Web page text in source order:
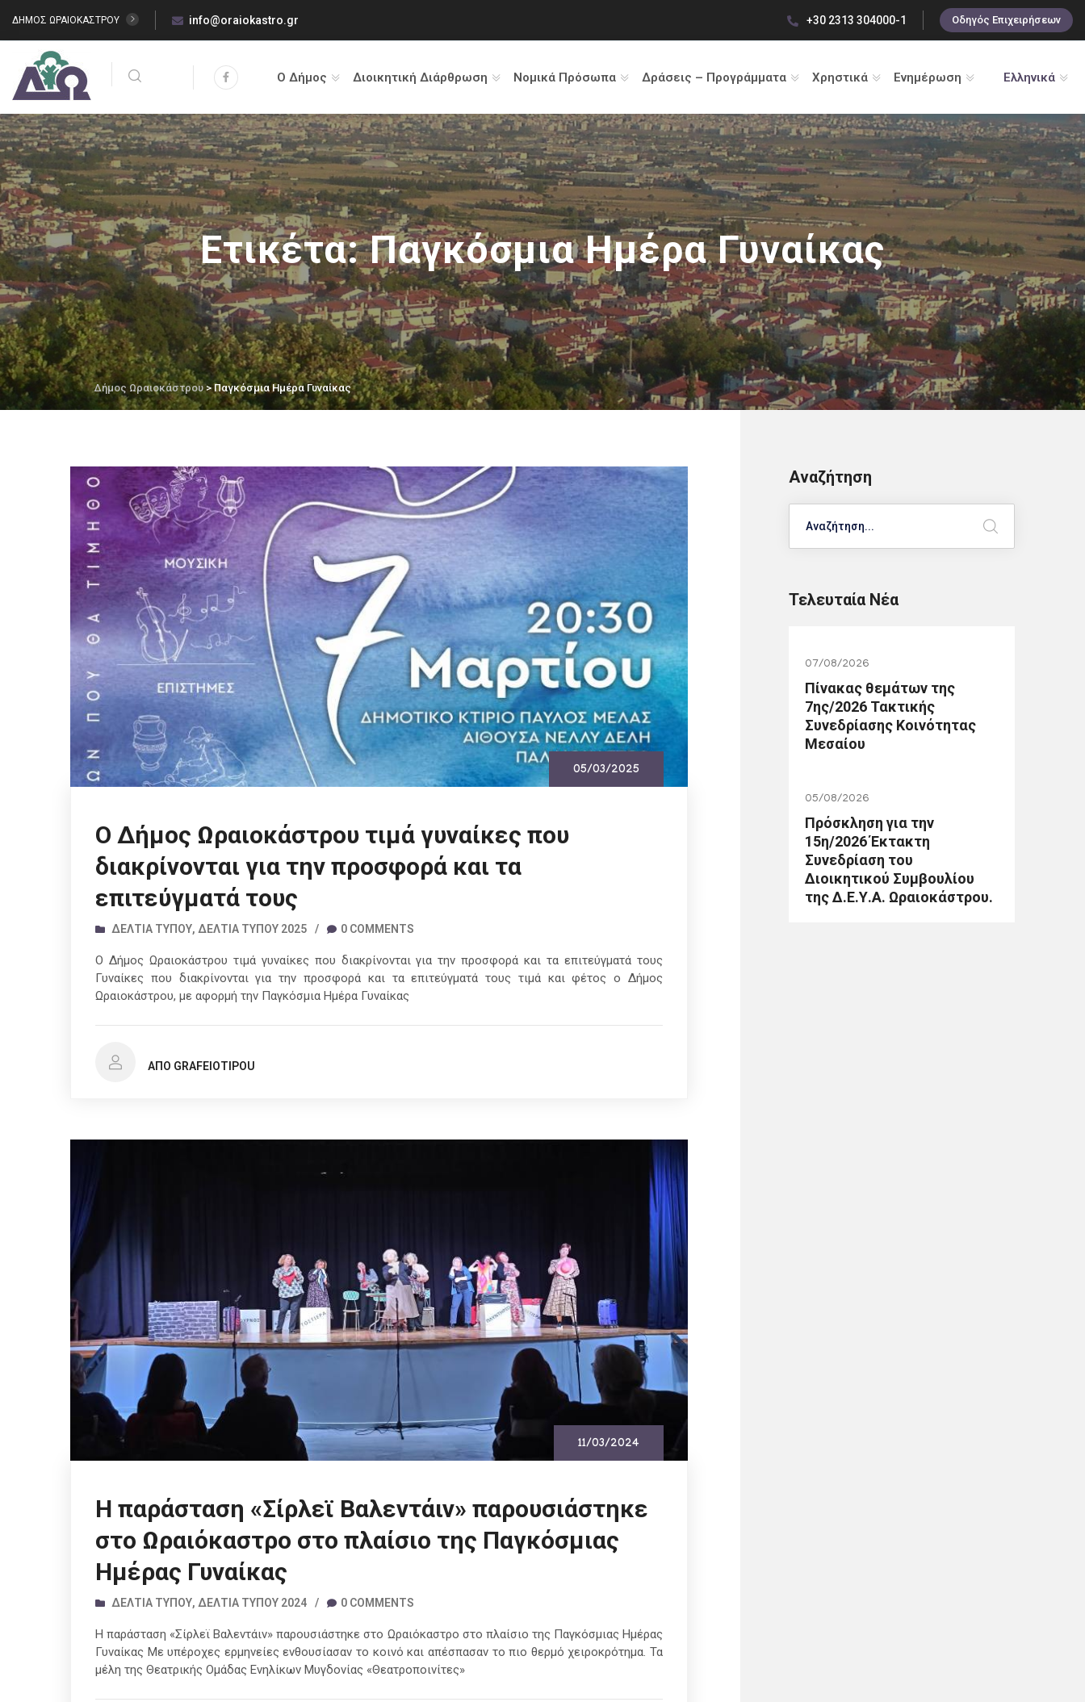
ΔΗΜΟΣ ΩΡΑΙΟΚΑΣΤΡΟΥ info@oraiokastro.gr +30 2313 304000-1 Οδηγός Επιχειρήσεων
Ο Δήμος Διοικητική Διάρθρωση Νομικά Πρόσωπα Δράσεις – Προγράμματα Χρηστικά Ενημέρωση Ελληνικά
Ετικέτα:Παγκόσμια Ημέρα Γυναίκας
Δήμος Ωραιοκάστρου> Παγκόσμια Ημέρα Γυναίκας
05/03/2025
Ο Δήμος Ωραιοκάστρου τιμά γυναίκες που
διακρίνονται για την προσφορά και τα
επιτεύγματά τους
ΔΕΛΤΊΑ ΤΎΠΟΥ, ΔΕΛΤΊΑ ΤΎΠΟΥ 2025 / 0 COMMENTS
Ο Δήμος Ωραιοκάστρου τιμά γυναίκες που διακρίνονται για την προσφορά και τα επιτεύγματά τους
Γυναίκες που διακρίνονται για την προσφορά και τα επιτεύγματά τους τιμά και φέτος ο Δήμος
Ωραιοκάστρου, με αφορμή την Παγκόσμια Ημέρα Γυναίκας
ΑΠΌ GRAFEIOTIPOU
11/03/2024
H παράσταση «Σίρλεϊ Βαλεντάιν» παρουσιάστηκε
στο Ωραιόκαστρο στο πλαίσιο της Παγκόσμιας
Ημέρας Γυναίκας
ΔΕΛΤΊΑ ΤΎΠΟΥ, ΔΕΛΤΊΑ ΤΎΠΟΥ 2024 / 0 COMMENTS
H παράσταση «Σίρλεϊ Βαλεντάιν» παρουσιάστηκε στο Ωραιόκαστρο στο πλαίσιο της Παγκόσμιας Ημέρας
Γυναίκας Με υπέροχες ερμηνείες ενθουσίασαν το κοινό και απέσπασαν το πιο θερμό χειροκρότημα. Τα
μέλη της Θεατρικής Ομάδας Ενηλίκων Μυγδονίας «Θεατροποινίτες»
Αναζήτηση
Τελευταία Νέα
07/08/2026
Πίνακας θεμάτων της
7ης/2026 Τακτικής
Συνεδρίασης Κοινότητας
Μεσαίου
05/08/2026
Πρόσκληση για την
15η/2026 Έκτακτη
Συνεδρίαση του
Διοικητικού Συμβουλίου
της Δ.Ε.Υ.Α. Ωραιοκάστρου.